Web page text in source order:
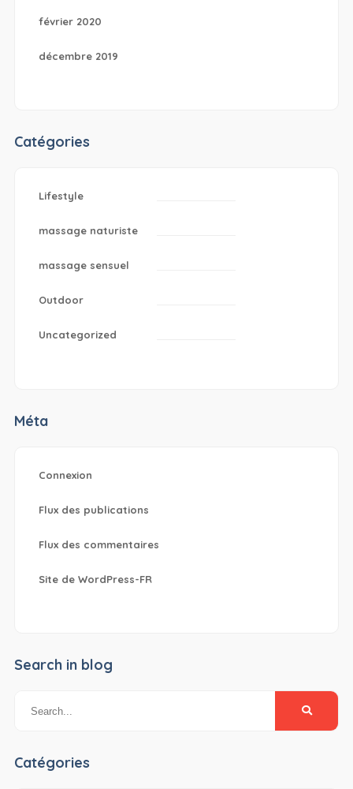
février 2020
décembre 2019
Catégories
Lifestyle
massage naturiste
massage sensuel
Outdoor
Uncategorized
Méta
Connexion
Flux des publications
Flux des commentaires
Site de WordPress-FR
Search in blog
Catégories